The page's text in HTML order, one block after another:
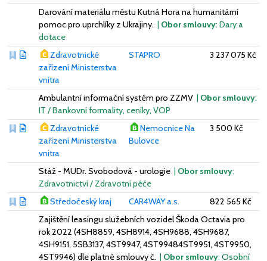
Darování materiálu městu Kutná Hora na humanitární
pomoc pro uprchlíky z Ukrajiny. | Obor smlouvy: Dary a
dotace
Zdravotnické
zařízení Ministerstva
vnitra
STAPRO 3 237 075 Kč
Ambulantní informační systém pro ZZMV | Obor smlouvy:
IT / Bankovní formality, ceníky, VOP
Zdravotnické
zařízení Ministerstva
vnitra
Nemocnice Na
Bulovce
3 500 Kč
Stáž - MUDr. Svobodová - urologie | Obor smlouvy:
Zdravotnictví / Zdravotní péče
Středočeský kraj
CAR4WAY a.s.
822 565 Kč
Zajištění leasingu služebních vozidel Škoda Octavia pro
rok 2022 (4SH8859, 4SH8914, 4SH9688, 4SH9687,
4SH9151, 5SB3137, 4ST9947, 4ST99484ST9951, 4ST9950,
4ST9946) dle platné smlouvy č. | Obor smlouvy: Osobní